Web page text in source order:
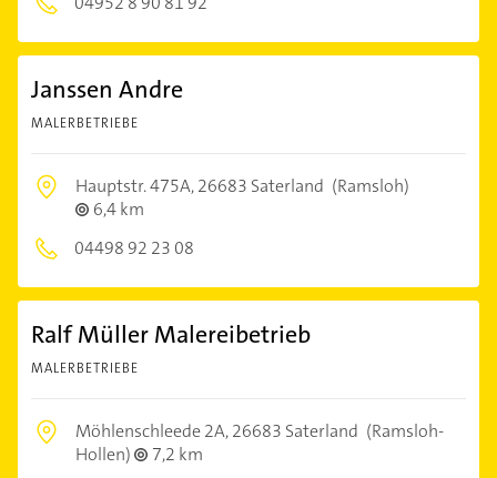
Janssen Andre
MALERBETRIEBE
Hauptstr. 475A,26683 Saterland (Ramsloh)
6,4 km
04498 92 23 08
Ralf Müller Malereibetrieb
MALERBETRIEBE
Möhlenschleede 2A,26683 Saterland (Ramsloh-
Hollen)
7,2 km